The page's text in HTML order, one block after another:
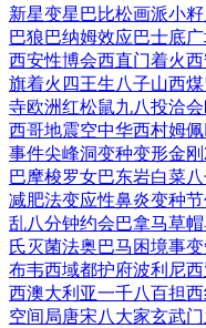
新星变星 巴比松画派小
巴狼巴纳姆效应巴士底
西安性博会西直门着火
旗着火 四王生八子山西
寺欧洲红松鼠九八投洽会
西哥地震空中华西村姆
事件尖峰洞变种变形金刚
巴摩梭罗女巴东岩白菜
减肥法变应性鼻炎变种节
乱八分钟约会巴拿马草帽
氏灭菌法奥巴马困境事
布韦西域都护府波利尼西
西澳大利亚一千八百担
空间局唐宋八大家玄武